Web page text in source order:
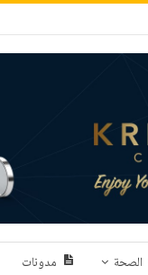
الصحة مدونات